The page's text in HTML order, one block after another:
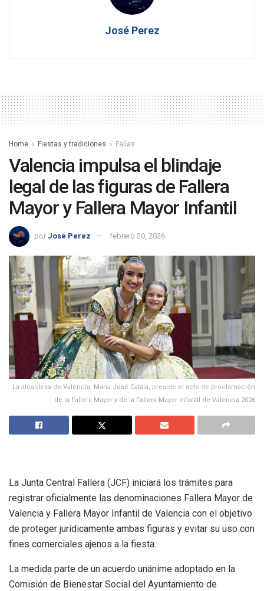
José Perez
Home Fiestas y tradiciones Fallas
Valencia impulsa el blindaje
legal de las figuras de Fallera
Mayor y Fallera Mayor Infantil
por José Perez febrero 20, 2026
La alcaldesa de Valencia, María José Catalá, preside el acto de proclamación
de la Fallera Mayor y de la Fallera Mayor Infantil de Valencia 2026
La Junta Central Fallera (JCF) iniciará los trámites para
registrar oficialmente las denominaciones Fallera Mayor de
Valencia y Fallera Mayor Infantil de Valencia con el objetivo
de proteger jurídicamente ambas figuras y evitar su uso con
fines comerciales ajenos a la fiesta.
La medida parte de un acuerdo unánime adoptado en la
Comisión de Bienestar Social del Ayuntamiento de